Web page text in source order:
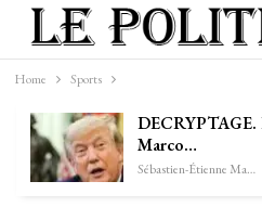
Home Sports
DECRYPTAGE.
Marco…
Sébastien-Étienne Marechal